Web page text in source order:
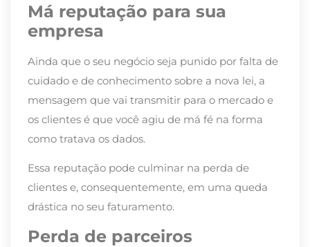
Má reputação para sua
empresa
Ainda que o seu negócio seja punido por falta de
cuidado e de conhecimento sobre a nova lei, a
mensagem que vai transmitir para o mercado e
os clientes é que você agiu de má fé na forma
como tratava os dados.
Essa reputação pode culminar na perda de
clientes e, consequentemente, em uma queda
drástica no seu faturamento.
Perda de parceiros